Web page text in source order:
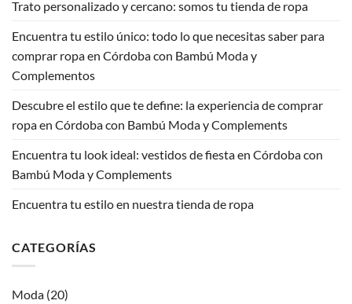
Trato personalizado y cercano: somos tu tienda de ropa
Encuentra tu estilo único: todo lo que necesitas saber para
comprar ropa en Córdoba con Bambú Moda y
Complementos
Descubre el estilo que te define: la experiencia de comprar
ropa en Córdoba con Bambú Moda y Complements
Encuentra tu look ideal: vestidos de fiesta en Córdoba con
Bambú Moda y Complements
Encuentra tu estilo en nuestra tienda de ropa
CATEGORÍAS
Moda (20)